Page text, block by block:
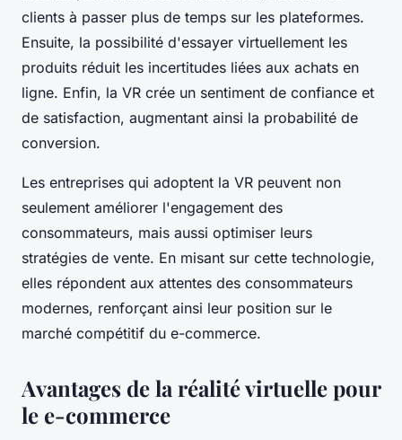
clients à passer plus de temps sur les plateformes.
Ensuite, la possibilité d'essayer virtuellement les
produits réduit les incertitudes liées aux achats en
ligne. Enfin, la VR crée un sentiment de confiance et
de satisfaction, augmentant ainsi la probabilité de
conversion.
Les entreprises qui adoptent la VR peuvent non
seulement améliorer l'engagement des
consommateurs, mais aussi optimiser leurs
stratégies de vente. En misant sur cette technologie,
elles répondent aux attentes des consommateurs
modernes, renforçant ainsi leur position sur le
marché compétitif du e-commerce.
Avantages de la réalité virtuelle pour
le e-commerce